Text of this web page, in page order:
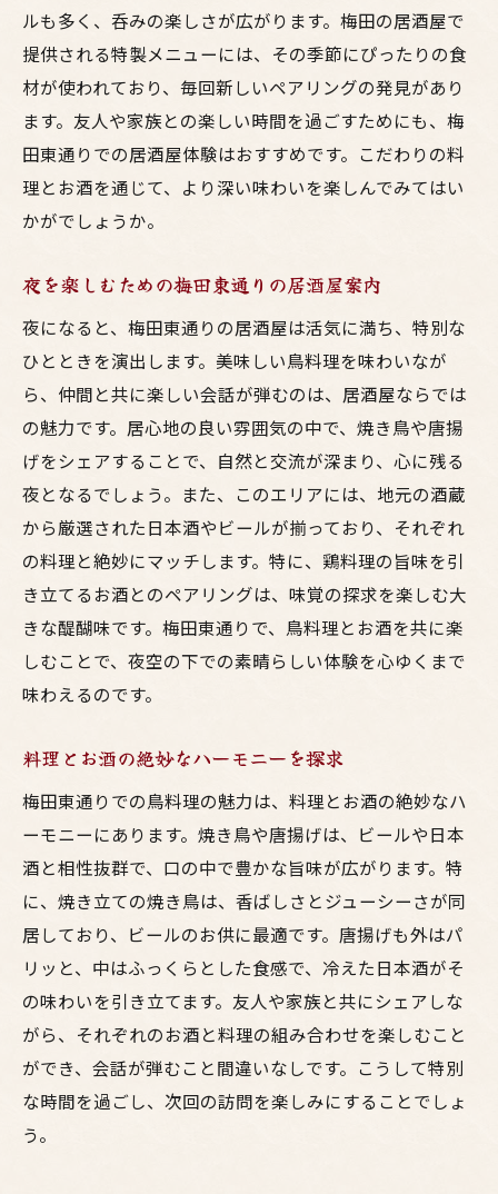
ルも多く、呑みの楽しさが広がります。梅田の居酒屋で
提供される特製メニューには、その季節にぴったりの食
材が使われており、毎回新しいペアリングの発見があり
ます。友人や家族との楽しい時間を過ごすためにも、梅
田東通りでの居酒屋体験はおすすめです。こだわりの料
理とお酒を通じて、より深い味わいを楽しんでみてはい
かがでしょうか。
夜を楽しむための梅田東通りの居酒屋案内
夜になると、梅田東通りの居酒屋は活気に満ち、特別な
ひとときを演出します。美味しい鳥料理を味わいなが
ら、仲間と共に楽しい会話が弾むのは、居酒屋ならでは
の魅力です。居心地の良い雰囲気の中で、焼き鳥や唐揚
げをシェアすることで、自然と交流が深まり、心に残る
夜となるでしょう。また、このエリアには、地元の酒蔵
から厳選された日本酒やビールが揃っており、それぞれ
の料理と絶妙にマッチします。特に、鶏料理の旨味を引
き立てるお酒とのペアリングは、味覚の探求を楽しむ大
きな醍醐味です。梅田東通りで、鳥料理とお酒を共に楽
しむことで、夜空の下での素晴らしい体験を心ゆくまで
味わえるのです。
料理とお酒の絶妙なハーモニーを探求
梅田東通りでの鳥料理の魅力は、料理とお酒の絶妙なハ
ーモニーにあります。焼き鳥や唐揚げは、ビールや日本
酒と相性抜群で、口の中で豊かな旨味が広がります。特
に、焼き立ての焼き鳥は、香ばしさとジューシーさが同
居しており、ビールのお供に最適です。唐揚げも外はパ
リッと、中はふっくらとした食感で、冷えた日本酒がそ
の味わいを引き立てます。友人や家族と共にシェアしな
がら、それぞれのお酒と料理の組み合わせを楽しむこと
ができ、会話が弾むこと間違いなしです。こうして特別
な時間を過ごし、次回の訪問を楽しみにすることでしょ
う。